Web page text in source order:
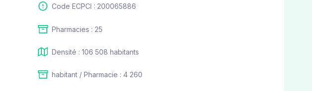
Code ECPCI : 200065886
Pharmacies : 25
Densité : 106 508 habitants
habitant / Pharmacie : 4 260